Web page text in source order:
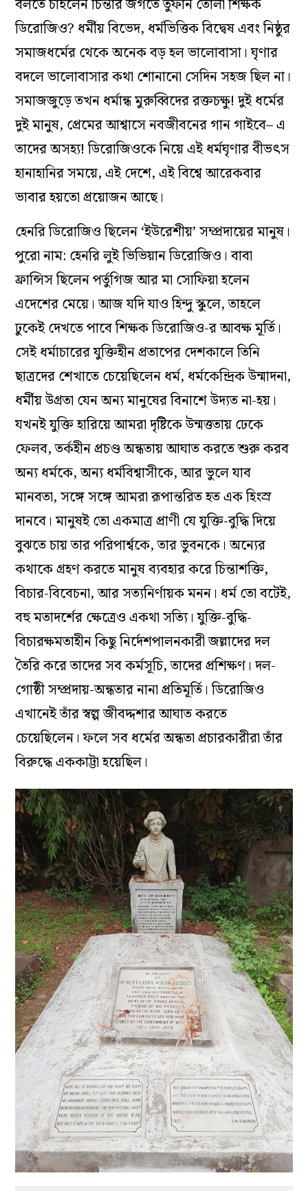
বলতে চাইলেন চিন্তার জগতে তুফান তোলা শিক্ষক
ডিরোজিও? ধর্মীয় বিভেদ, ধর্মভিত্তিক বিদ্বেষ এবং নিষ্ঠুর
সমাজধর্মের থেকে অনেক বড় হল ভালোবাসা। ঘৃণার
বদলে ভালোবাসার কথা শোনানো সেদিন সহজ ছিল না।
সমাজজুড়ে তখন ধর্মান্ধ মুরুব্বিদের রক্তচক্ষু! দুই ধর্মের
দুই মানুষ, প্রেমের আশ্বাসে নবজীবনের গান গাইবে– এ
তাদের অসহ‌্য! ডিরোজিওকে নিয়ে এই ধর্মঘৃণার বীভৎস
হানাহানির সময়ে, এই দেশে, এই বিশ্বে আরেকবার
ভাবার হয়তো প্রয়োজন আছে।
হেনরি ডিরোজিও ছিলেন ‘ইউরেশীয়’ সম্প্রদায়ের মানুষ।
পুরো নাম: হেনরি লুই ভিভিয়ান ডিরোজিও। বাবা
ফ্রান্সিস ছিলেন পর্তুগিজ আর মা সোফিয়া হলেন
এদেশের মেয়ে। আজ যদি যাও হিন্দু স্কুলে, তাহলে
ঢুকেই দেখতে পাবে শিক্ষক ডিরোজিও-র আবক্ষ মূর্তি।
সেই ধর্মাচারের যুক্তিহীন প্রতাপের দেশকালে তিনি
ছাত্রদের শেখাতে চেয়েছিলেন ধর্ম, ধর্মকেন্দ্রিক উন্মাদনা,
ধর্মীয় উগ্রতা যেন অন্য মানুষের বিনাশে উদ‌্যত না-হয়।
যখনই যুক্তি হারিয়ে আমরা দৃষ্টিকে উন্মত্ততায় ঢেকে
ফেলব, তর্কহীন প্রচণ্ড অন্ধতায় আঘাত করতে শুরু করব
অন্য ধর্মকে, অন্য ধর্মবিশ্বাসীকে, আর ভুলে যাব
মানবতা, সঙ্গে সঙ্গে আমরা রূপান্তরিত হত এক হিংস্র
দানবে। মানুষই তো একমাত্র প্রাণী যে যুক্তি-বুদ্ধি দিয়ে
বুঝতে চায় তার পরিপার্শ্বকে, তার ভুবনকে। অন্যের
কথাকে গ্রহণ করতে মানুষ ব‌্যবহার করে চিন্তাশক্তি,
বিচার-বিবেচনা, আর সত্যনির্ণায়ক মনন। ধর্ম তো বটেই,
বহু মতাদর্শের ক্ষেত্রেও একথা সত্যি। যুক্তি-বুদ্ধি-
বিচারক্ষমতাহীন কিছু নির্দেশপালনকারী জল্লাদের দল
তৈরি করে তাদের সব কর্মসূচি, তাদের প্রশিক্ষণ। দল-
গোষ্ঠী সম্প্রদায়-অন্ধতার নানা প্রতিমূর্তি। ডিরোজিও
এখানেই তাঁর স্বল্প জীবদ্দশার আঘাত করতে
চেয়েছিলেন। ফলে সব ধর্মের অন্ধতা প্রচারকারীরা তাঁর
বিরুদ্ধে এককাট্টা হয়েছিল।